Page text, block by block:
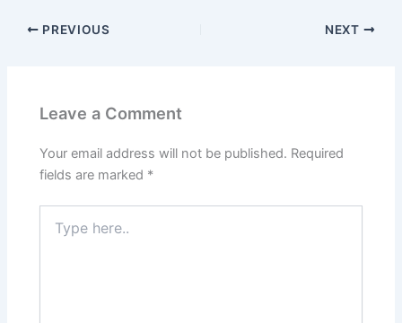
PREVIOUS NEXT
Leave a Comment
Your email address will not be published. Required
fields are marked *
here..